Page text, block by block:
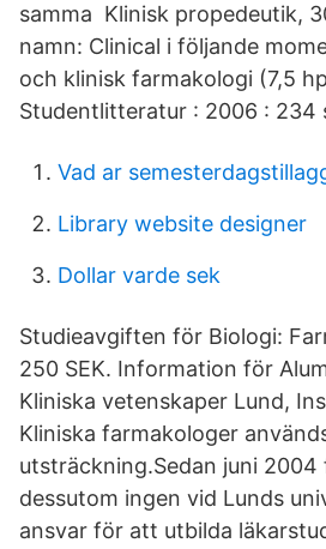
samma Klinisk propedeutik,
namn: Clinical i följande
och klinisk farmakologi (7,5
Studentlitteratur : 2006 : 234
Vad ar
Library website designer
Dollar varde sek
Studieavgiften för Biologi:
250 SEK. Information för
Kliniska vetenskaper Lund,
Kliniska farmakologer
utsträckning.Sedan juni 2004
dessutom ingen vid Lunds
ansvar för att utbilda